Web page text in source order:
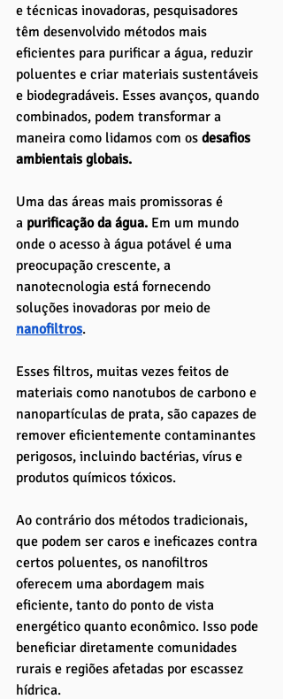
e técnicas inovadoras, pesquisadores
têm desenvolvido métodos mais
eficientes para purificar a água, reduzir
poluentes e criar materiais sustentáveis
e biodegradáveis. Esses avanços, quando
combinados, podem transformar a
maneira como lidamos com os desafios
ambientais globais.
Uma das áreas mais promissoras é
a purificação da água. Em um mundo
onde o acesso à água potável é uma
preocupação crescente, a
nanotecnologia está fornecendo
soluções inovadoras por meio de
nanofiltros.
Esses filtros, muitas vezes feitos de
materiais como nanotubos de carbono e
nanopartículas de prata, são capazes de
remover eficientemente contaminantes
perigosos, incluindo bactérias, vírus e
produtos químicos tóxicos.
Ao contrário dos métodos tradicionais,
que podem ser caros e ineficazes contra
certos poluentes, os nanofiltros
oferecem uma abordagem mais
eficiente, tanto do ponto de vista
energético quanto econômico. Isso pode
beneficiar diretamente comunidades
rurais e regiões afetadas por escassez
hídrica.